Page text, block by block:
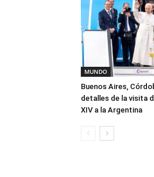
MUNDO
Buenos Aires,
detalles de la visita
XIV a la Argentina